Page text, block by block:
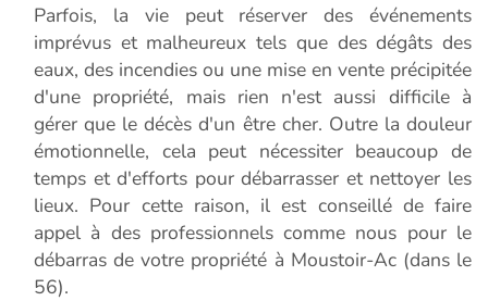
Parfois, la vie peut réserver des événements
imprévus et malheureux tels que des dégâts des
eaux, des incendies ou une mise en vente précipitée
d'une propriété, mais rien n'est aussi difficile à
gérer que le décès d'un être cher. Outre la douleur
émotionnelle, cela peut nécessiter beaucoup de
temps et d'efforts pour débarrasser et nettoyer les
lieux. Pour cette raison, il est conseillé de faire
appel à des professionnels comme nous pour le
débarras de votre propriété à Moustoir-Ac (dans le
56).